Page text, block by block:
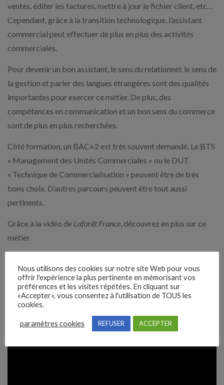
ventes, éditer les factures, mettre à jour le fichier client, etc…
Cependant, grâce à la transition technologique, l’assistant
commercial peut effectuer de plus en plus des activités
commerciales.
Pour devenir un bon assistant, le sens du relationnel, le sens de
la gestion et parler des langues étrangères sont des qualités
importantes pour exercer ce métier. De plus, des
compétences en communication et un bon sens du commerce
sont de plus en plus recherchées.
Côté formation, un BAC+2 est très souvent demandé. Le BTS
« Management des Unités Commerciales » ou le DUT
« Technique de Commercialisation » peuvent être de très
bons choix. D’autres parcours peuvent être tout aussi
pertinents.
Grâce à la vidéo de Laforêt France , découvrez en plus sur ce
métier.
Nous utilisons des cookies sur notre site Web pour vous
offrir l'expérience la plus pertinente en mémorisant vos
préférences et les visites répétées. En cliquant sur
«Accepter», vous consentez à l'utilisation de TOUS les
cookies.
paramètres cookies REFUSER ACCEPTER